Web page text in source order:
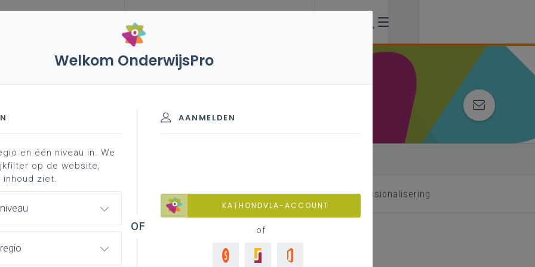
vakken en leerplannen 2de graad
- 2de graad - D-finaliteit
Biologie
achtergrond contacteer je pedagogisch begeleider professionalisering
Welkom OnderwijsPro
AANMELDEN
KATHONDVLA-ACCOUNT
of
en één niveau in. We
op de website,
ziet.